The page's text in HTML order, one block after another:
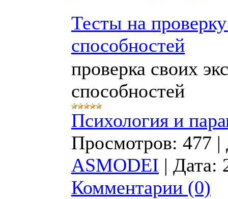
Тесты на
способностей
проверка своих
способностей
Психология и
Просмотров: 477 |
ASMODEI | Дата:
Комментарии (0)